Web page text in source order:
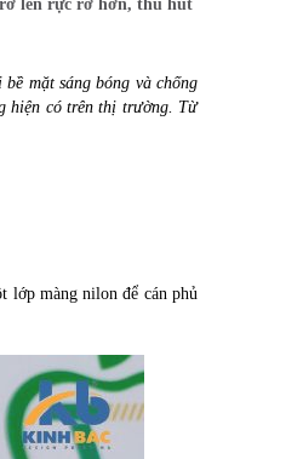
lên rực rỡ hơn, thu hút
bề mặt sáng bóng và chống
hiện có trên thị trường. Từ
lớp màng nilon để cán phủ